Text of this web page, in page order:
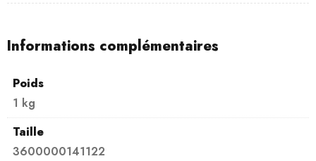
Informations complémentaires
Poids
1 kg
Taille
3600000141122